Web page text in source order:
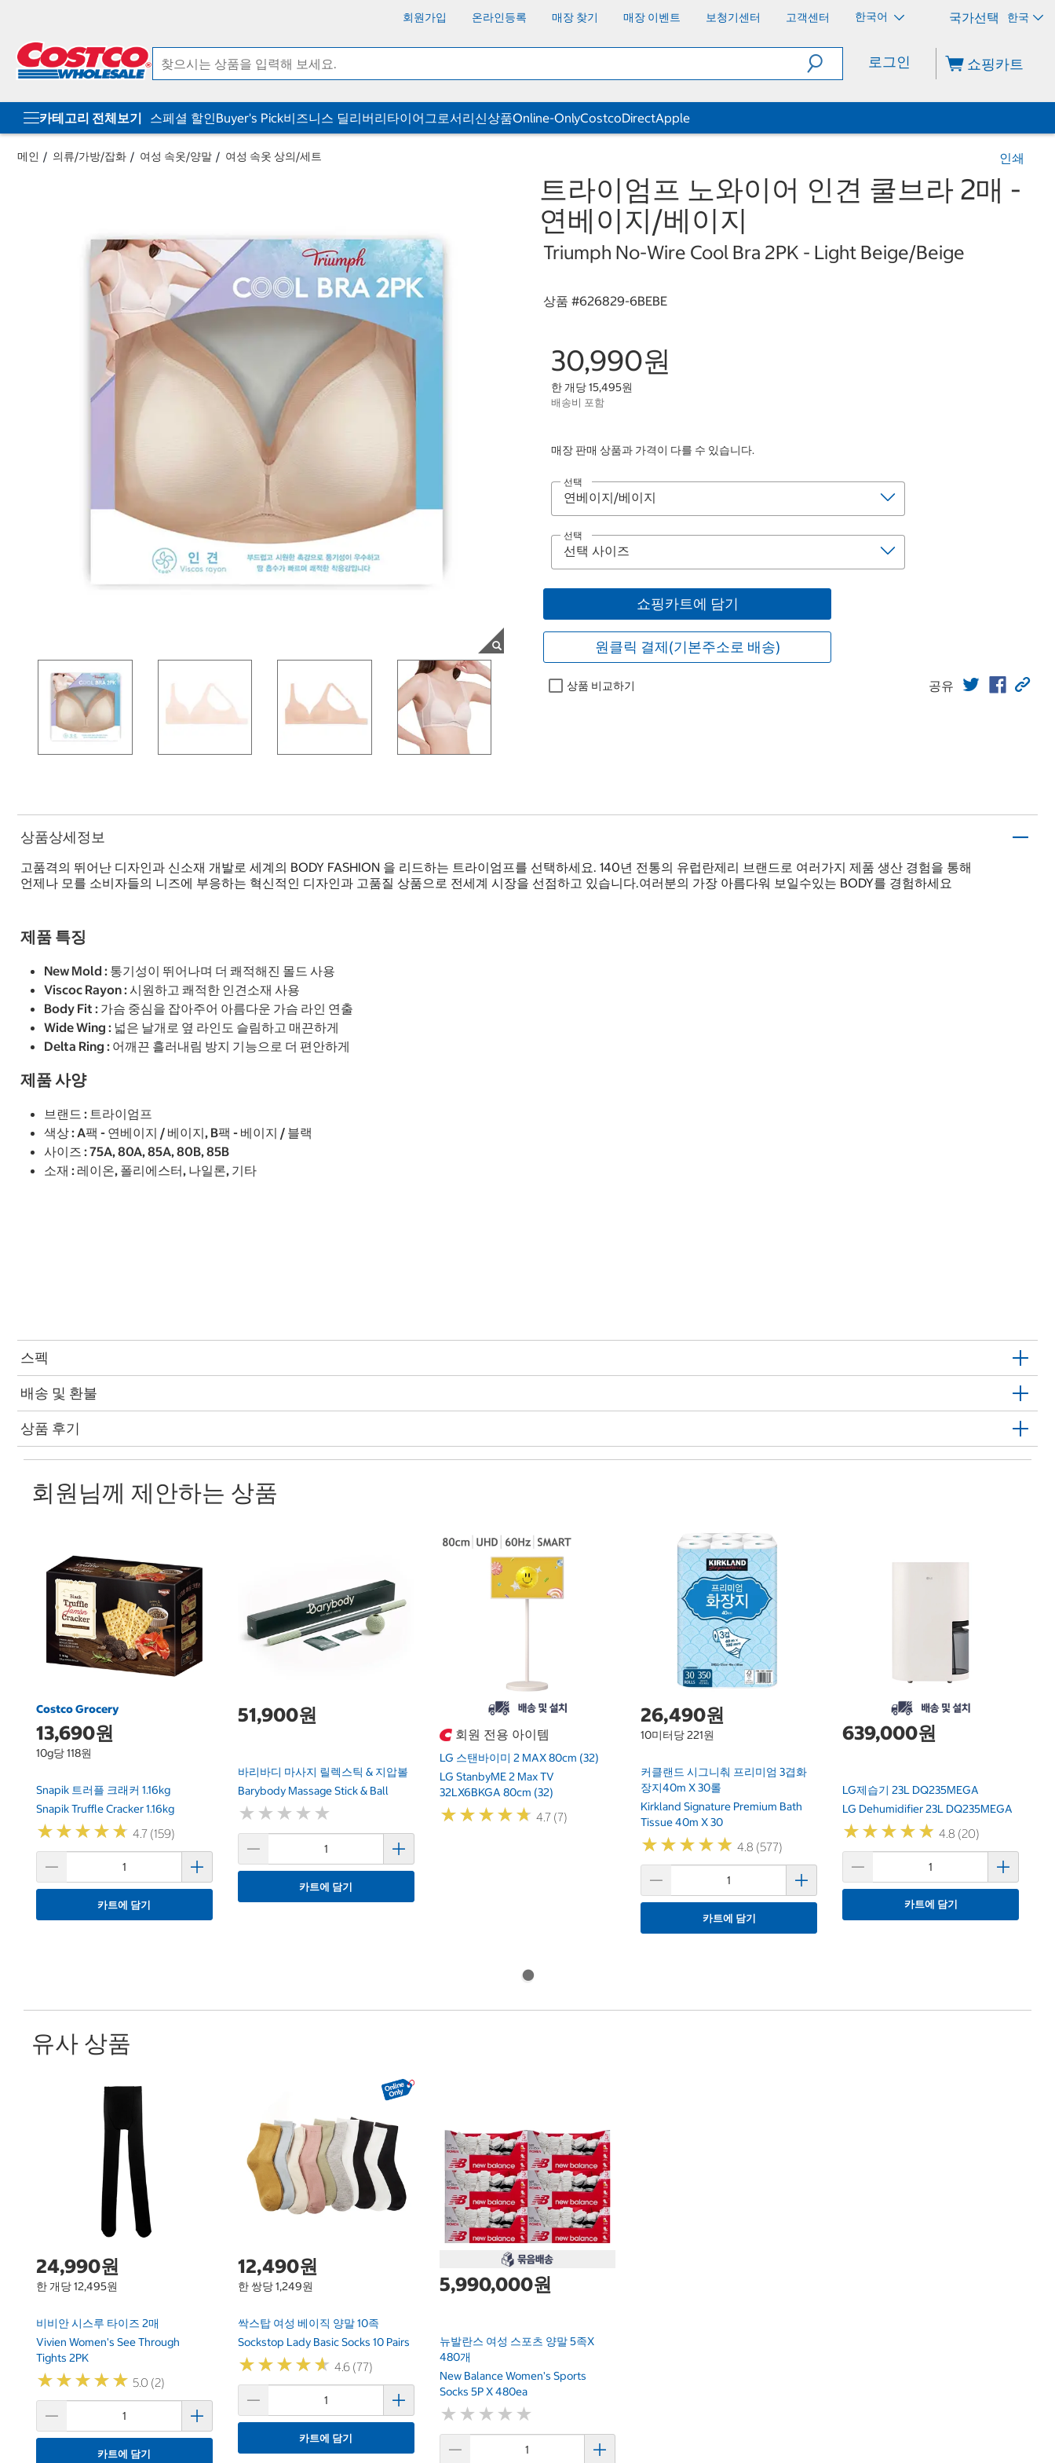
회원가입 온라인등록 매장 찾기 매장 이벤트 보청기센터 고객센터 한국어 한국
로그인 쇼핑카트
카테고리 전체보기 스페셜 할인Buyer's Pick비즈니스 딜리버리타이어그로서리신상품Online-OnlyCostcoDirectApple
메인 의류/가방/잡화 여성 속옷/양말 여성 속옷 상의/세트 인쇄
트라이엄프 노와이어 인견 쿨브라 2매 -
연베이지/베이지
Triumph No-Wire Cool Bra 2PK - Light Beige/Beige
상품 #626829-6BEBE
30,990원
한 개당 15,495원
배송비 포함
매장 판매 상품과 가격이 다를 수 있습니다.
선택
선택
쇼핑카트에 담기
원클릭 결제(기본주소로 배송)
상품 비교하기 공유
상품상세정보
고품격의 뛰어난 디자인과 신소재 개발로 세계의 BODY FASHION 을 리드하는 트라이엄프를 선택하세요. 140년 전통의 유럽란제리 브랜드로 여러가지 제품 생산 경험을 통해
언제나 모를 소비자들의 니즈에 부응하는 혁신적인 디자인과 고품질 상품으로 전세계 시장을 선점하고 있습니다.여러분의 가장 아름다워 보일수있는 BODY를 경험하세요
제품 특징
New Mold : 통기성이 뛰어나며 더 쾌적해진 몰드 사용
Viscoc Rayon : 시원하고 쾌적한 인견소재 사용
Body Fit : 가슴 중심을 잡아주어 아름다운 가슴 라인 연출
Wide Wing : 넓은 날개로 옆 라인도 슬림하고 매끈하게
Delta Ring : 어깨끈 흘러내림 방지 기능으로 더 편안하게
제품 사양
브랜드 : 트라이엄프
색상 : A팩 - 연베이지 / 베이지, B팩 - 베이지 / 블랙
사이즈 : 75A, 80A, 85A, 80B, 85B
소재 : 레이온, 폴리에스터, 나일론, 기타
스펙
배송 및 환불
상품 후기
회원님께 제안하는 상품
Costco Grocery
13,690원
10g당 118원
Snapik 트러플 크래커 1.16kg
Snapik Truffle Cracker 1.16kg
★★★★★
★★★★★ 4.7 (159)
카트에 담기
51,900원
바리바디 마사지 릴렉스틱 & 지압볼
Barybody Massage Stick & Ball
★ ★ ★ ★ ★
★ ★ ★ ★ ★
카트에 담기
회원 전용 아이템
LG 스탠바이미 2 MAX 80cm (32)
LG StanbyME 2 Max TV
32LX6BKGA 80cm (32)
★★★★★
★★★★★ 4.7 (7)
26,490원
10미터당 221원
커클랜드 시그니춰 프리미엄 3겹화
장지40m X 30롤
Kirkland Signature Premium Bath
Tissue 40m X 30
★★★★★
★★★★★ 4.8 (577)
카트에 담기
639,000원
LG제습기 23L DQ235MEGA
LG Dehumidifier 23L DQ235MEGA
★★★★★
★★★★★ 4.8 (20)
카트에 담기
유사 상품
24,990원
한 개당 12,495원
비비안 시스루 타이즈 2매
Vivien Women's See Through
Tights 2PK
★★★★★
★★★★★ 5.0 (2)
카트에 담기
12,490원
한 쌍당 1,249원
싹스탑 여성 베이직 양말 10족
Sockstop Lady Basic Socks 10 Pairs
★★★★★
★★★★★ 4.6 (77)
카트에 담기
5,990,000원
뉴발란스 여성 스포츠 양말 5족x
480개
New Balance Women's Sports
Socks 5P X 480ea
★ ★ ★ ★ ★
★ ★ ★ ★ ★